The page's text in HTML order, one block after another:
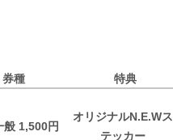
券種 特典
般 1,500円
オリジナルN.E.Wス
テッカー